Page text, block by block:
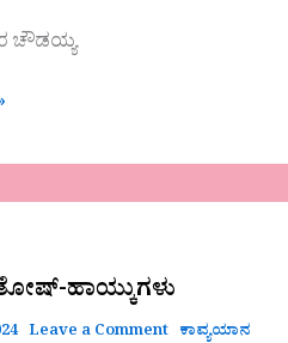
ಚೌಡಯ್ಯ
ಹಾಯ್ಕುಗಳು
Leave a Comment ಕಾವ್ಯಯಾನ